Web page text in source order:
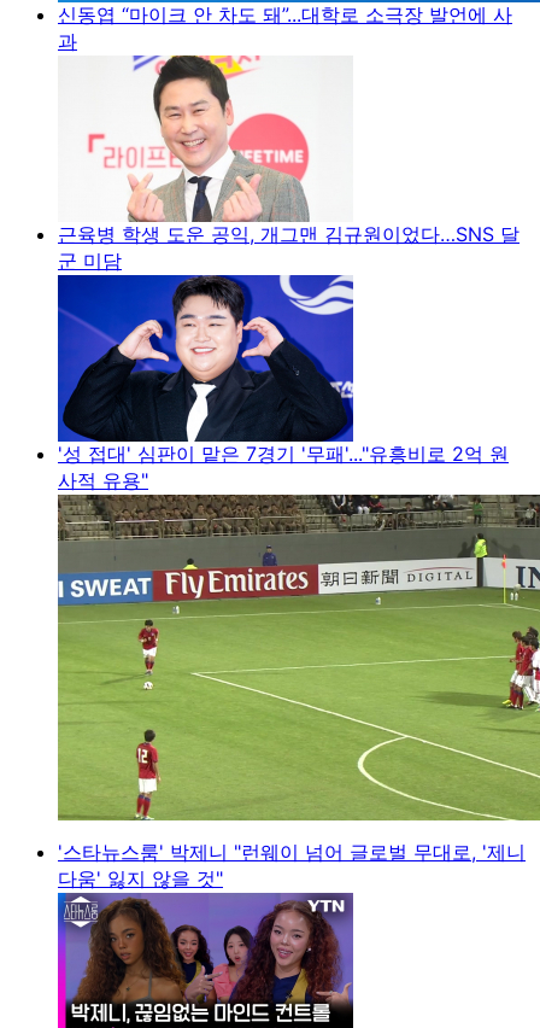
신동엽 “마이크 안 차도 돼”...대학로 소극장 발언에 사
과
근육병 학생 도운 공익, 개그맨 김규원이었다…SNS 달
군 미담
'성 접대' 심판이 맡은 7경기 '무패'..."유흥비로 2억 원
사적 유용"
'스타뉴스룸' 박제니 "런웨이 넘어 글로벌 무대로, '제니
다움' 잃지 않을 것"